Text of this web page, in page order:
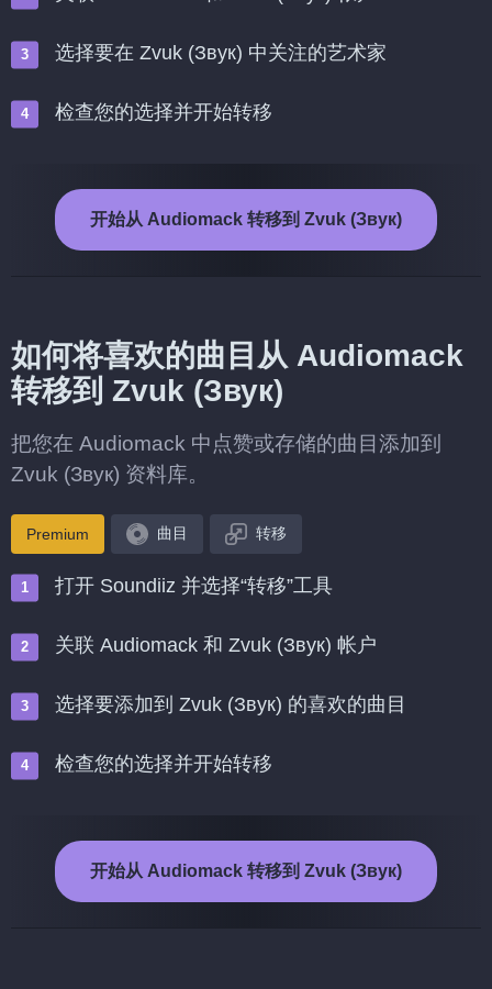
选择要在 Zvuk (Звук) 中关注的艺术家
检查您的选择并开始转移
开始从 Audiomack 转移到 Zvuk (Звук)
如何将喜欢的曲目从 Audiomack
转移到 Zvuk (Звук)
把您在 Audiomack 中点赞或存储的曲目添加到
Zvuk (Звук) 资料库。
Premium 曲目 转移
打开 Soundiiz 并选择“转移”工具
关联 Audiomack 和 Zvuk (Звук) 帐户
选择要添加到 Zvuk (Звук) 的喜欢的曲目
检查您的选择并开始转移
开始从 Audiomack 转移到 Zvuk (Звук)